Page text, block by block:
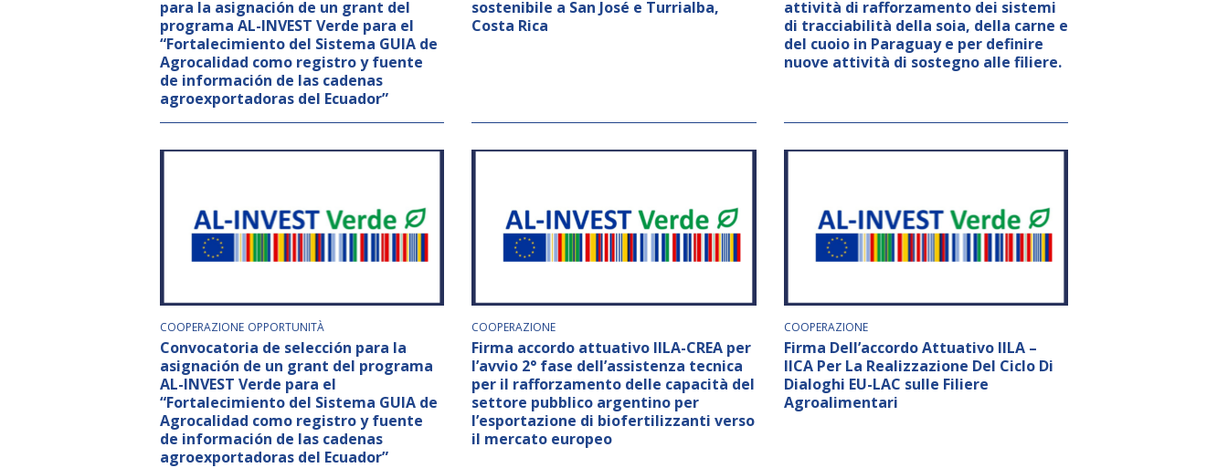
para la asignación de un grant del
programa AL-INVEST Verde para el
“Fortalecimiento del Sistema GUIA de
Agrocalidad como registro y fuente
de información de las cadenas
agroexportadoras del Ecuador”
sostenibile a San José e Turrialba,
Costa Rica
attività di rafforzamento dei sistemi
di tracciabilità della soia, della carne e
del cuoio in Paraguay e per definire
nuove attività di sostegno alle filiere.
COOPERAZIONE OPPORTUNITÀ
Convocatoria de selección para la
asignación de un grant del programa
AL-INVEST Verde para el
“Fortalecimiento del Sistema GUIA de
Agrocalidad como registro y fuente
de información de las cadenas
agroexportadoras del Ecuador”
COOPERAZIONE
Firma accordo attuativo IILA-CREA per
l’avvio 2° fase dell’assistenza tecnica
per il rafforzamento delle capacità del
settore pubblico argentino per
l’esportazione di biofertilizzanti verso
il mercato europeo
COOPERAZIONE
Firma Dell’accordo Attuativo IILA –
IICA Per La Realizzazione Del Ciclo Di
Dialoghi EU-LAC sulle Filiere
Agroalimentari